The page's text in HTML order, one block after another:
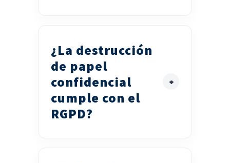
¿La destrucción
de papel
confidencial
cumple con el
RGPD?